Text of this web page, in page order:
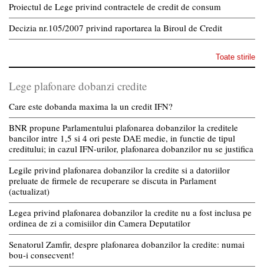
Proiectul de Lege privind contractele de credit de consum
Decizia nr.105/2007 privind raportarea la Biroul de Credit
Toate stirile
Lege plafonare dobanzi credite
Care este dobanda maxima la un credit IFN?
BNR propune Parlamentului plafonarea dobanzilor la creditele
bancilor intre 1,5 si 4 ori peste DAE medie, in functie de tipul
creditului; in cazul IFN-urilor, plafonarea dobanzilor nu se justifica
Legile privind plafonarea dobanzilor la credite si a datoriilor
preluate de firmele de recuperare se discuta in Parlament
(actualizat)
Legea privind plafonarea dobanzilor la credite nu a fost inclusa pe
ordinea de zi a comisiilor din Camera Deputatilor
Senatorul Zamfir, despre plafonarea dobanzilor la credite: numai
bou-i consecvent!